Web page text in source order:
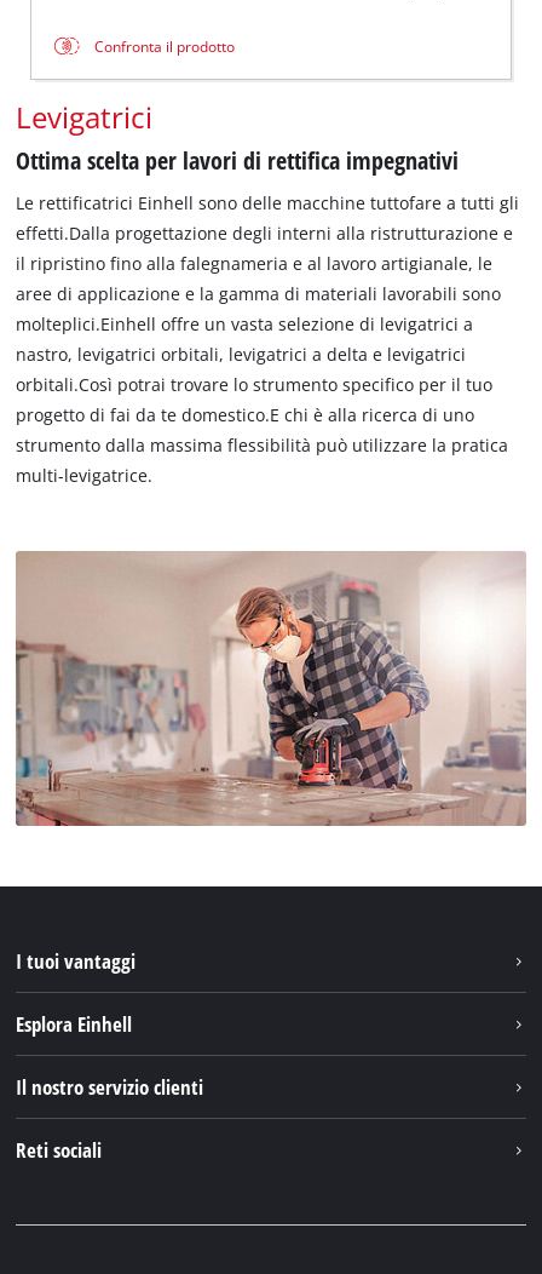
Confronta il prodotto
Levigatrici
Ottima scelta per lavori di rettifica impegnativi
Le rettificatrici Einhell sono delle macchine tuttofare a tutti gli
effetti.Dalla progettazione degli interni alla ristrutturazione e
il ripristino fino alla falegnameria e al lavoro artigianale, le
aree di applicazione e la gamma di materiali lavorabili sono
molteplici.Einhell offre un vasta selezione di levigatrici a
nastro, levigatrici orbitali, levigatrici a delta e levigatrici
orbitali.Così potrai trovare lo strumento specifico per il tuo
progetto di fai da te domestico.E chi è alla ricerca di uno
strumento dalla massima flessibilità può utilizzare la pratica
multi-levigatrice.
I tuoi vantaggi
Esplora Einhell
Einhell Germany AG
Il nostro servizio clienti
Reti sociali